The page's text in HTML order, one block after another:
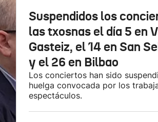
Suspendidos los
las txosnas el día 5 en
Gasteiz, el 14 en San
y el 26 en Bilbao
Los conciertos han sido
huelga convocada por los
espectáculos.